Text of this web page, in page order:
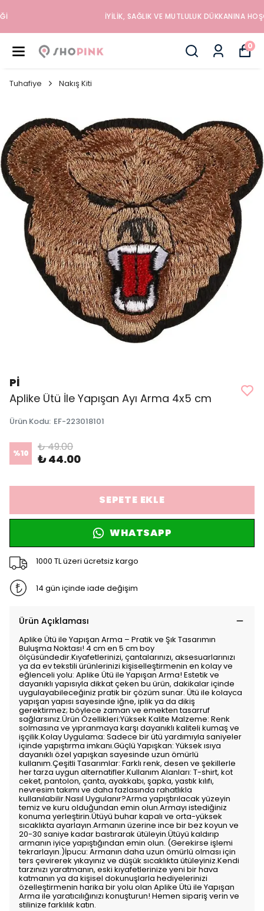
İYILIK, SAĞLIK VE MUTLULUK DÜKKANINA HOŞGELDINIZ
0
Tuhafiye Nakış Kiti
Pİ
Aplike Ütü İle Yapışan Ayı Arma 4x5 cm
Ürün Kodu: EF-223018101
%10 ₺ 49.00
₺ 44.00
SEPETE EKLE
WHATSAPP
1000 TL üzeri ücretsiz kargo
14 gün içinde iade değişim
Ürün Açıklaması
Aplike Ütü ile Yapışan Arma – Pratik ve Şık Tasarımın
Buluşma Noktası! 4 cm en 5 cm boy
ölçüsündedir.Kıyafetlerinizi, çantalarınızı, aksesuarlarınızı
ya da ev tekstili ürünlerinizi kişiselleştirmenin en kolay ve
eğlenceli yolu: Aplike Ütü ile Yapışan Arma! Estetik ve
dayanıklı yapısıyla dikkat çeken bu ürün, dakikalar içinde
uygulayabileceğiniz pratik bir çözüm sunar. Ütü ile kolayca
yapışan yapısı sayesinde iğne, iplik ya da dikiş
gerektirmez; böylece zaman ve emekten tasarruf
sağlarsınız.Ürün Özellikleri:Yüksek Kalite Malzeme: Renk
solmasına ve yıpranmaya karşı dayanıklı kaliteli kumaş ve
işçilik.Kolay Uygulama: Sadece bir ütü yardımıyla saniyeler
içinde yapıştırma imkanı.Güçlü Yapışkan: Yüksek ısıya
dayanıklı özel yapışkan sayesinde uzun ömürlü
kullanım.Çeşitli Tasarımlar: Farklı renk, desen ve şekillerle
her tarza uygun alternatifler.Kullanım Alanları: T-shirt, kot
ceket, pantolon, çanta, ayakkabı, şapka, yastık kılıfı,
nevresim takımı ve daha fazlasında rahatlıkla
kullanılabilir.Nasıl Uygulanır?Arma yapıştırılacak yüzeyin
temiz ve kuru olduğundan emin olun.Armayı istediğiniz
konuma yerleştirin.Ütüyü buhar kapalı ve orta-yüksek
sıcaklıkta ayarlayın.Armanın üzerine ince bir bez koyun ve
20-30 saniye kadar bastırarak ütüleyin.Ütüyü kaldırıp
armanın iyice yapıştığından emin olun. (Gerekirse işlemi
tekrarlayın.)İpucu: Armanın daha uzun ömürlü olması için
ters çevirerek yıkayınız ve düşük sıcaklıkta ütüleyiniz.Kendi
tarzınızı yaratmanın, eski kıyafetlerinize yeni bir hava
katmanın ya da kişisel dokunuşlarla hediyelerinizi
özelleştirmenin harika bir yolu olan Aplike Ütü ile Yapışan
Arma ile yaratıcılığınızı konuşturun! Hemen sipariş verin ve
stilinize farklılık katın.